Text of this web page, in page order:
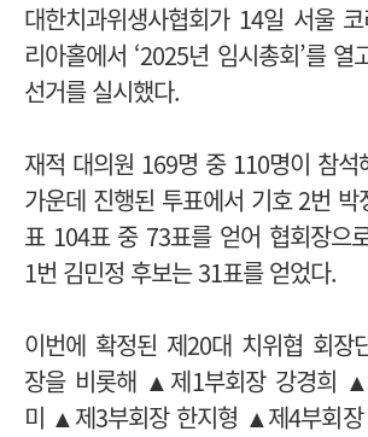
대한치과위생사협회가 14일 서울
리아홀에서 ‘2025년 임시총회’를
선거를 실시했다.
재적 대의원 169명 중 110명이 참석
가운데 진행된 투표에서 기호 2번
표 104표 중 73표를 얻어 협회장으
1번 김민정 후보는 31표를 얻었다.
이번에 확정된 제20대 치위협 회장
장을 비롯해 ▲제1부회장 강경희
미 ▲제3부회장 한지형 ▲제4부회장